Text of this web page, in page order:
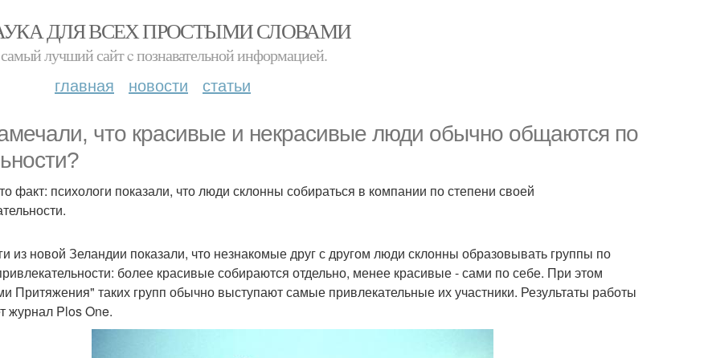
ДЛЯ ВСЕХ ПРОСТЫМИ СЛОВАМИ
самый лучший сайт c познавательной информацией.
главная новости статьи
что красивые и некрасивые люди обычно общаются по
факт: психологи показали, что люди склонны собираться в компании по степени своей
из новой Зеландии показали, что незнакомые друг с другом люди склонны образовывать группы по
более красивые собираются отдельно, менее красивые - сами по себе. При этом
Притяжения" таких групп обычно выступают самые привлекательные их участники. Результаты работы
журнал Plos One.